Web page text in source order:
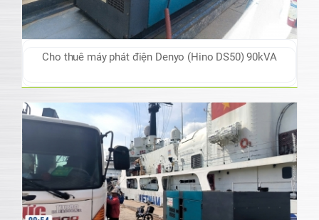
Cho thuê máy phát điện Denyo (Hino DS50) 90kVA